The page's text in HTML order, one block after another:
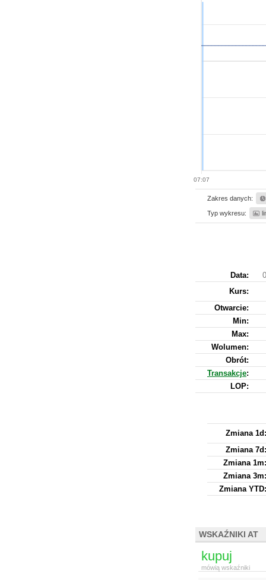
07:07
Zakres danych:
Typ wykresu:
Data:
Kurs:
Otwarcie:
Min:
Max:
Wolumen:
Obrót:
Transakcje:
LOP:
Zmiana 1d:
Zmiana 7d:
Zmiana 1m:
Zmiana 3m:
Zmiana YTD:
WSKAŹNIKI AT
kupuj
mówią wskaźniki